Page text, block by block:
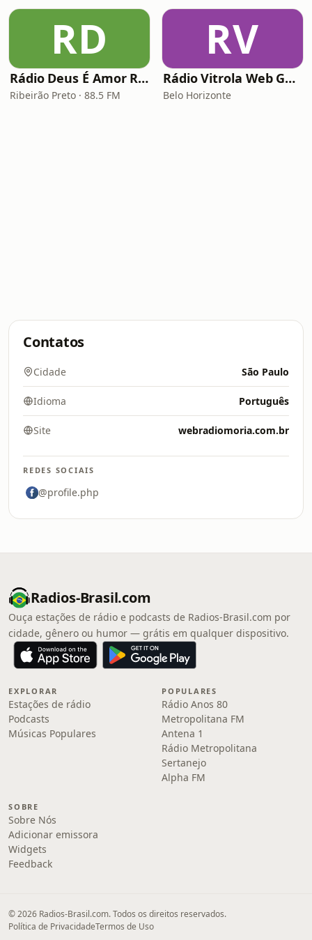
RD
Rádio Deus É Amor Ribeirão Preto
Ribeirão Preto · 88.5 FM
RV
Rádio Vitrola Web Gospel
Belo Horizonte
Contatos
Cidade São Paulo
Idioma Português
Site webradiomoria.com.br
REDES SOCIAIS
@profile.php
Radios-Brasil.com
Ouça estações de rádio e podcasts de Radios-Brasil.com por
cidade, gênero ou humor — grátis em qualquer dispositivo.
EXPLORAR
Estações de rádio
Podcasts
Músicas Populares
POPULARES
Rádio Anos 80
Metropolitana FM
Antena 1
Rádio Metropolitana
Sertanejo
Alpha FM
SOBRE
Sobre Nós
Adicionar emissora
Widgets
Feedback
© 2026 Radios-Brasil.com. Todos os direitos reservados.
Política de PrivacidadeTermos de Uso